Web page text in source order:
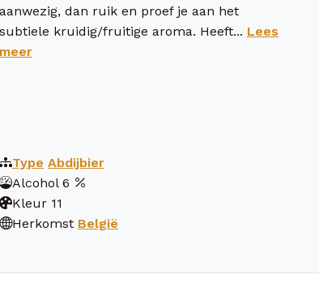
aanwezig, dan ruik en proef je aan het
subtiele kruidig/fruitige aroma. Heeft... Lees
meer
Type Abdijbier
Alcohol 6
Kleur 11
Herkomst België